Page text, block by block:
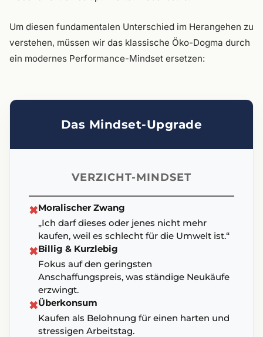
Um diesen fundamentalen Unterschied im Herangehen zu
verstehen, müssen wir das klassische Öko-Dogma durch
ein modernes Performance-Mindset ersetzen:
Das Mindset-Upgrade
VERZICHT-MINDSET
✖Moralischer Zwang
„Ich darf dieses oder jenes nicht mehr
kaufen, weil es schlecht für die Umwelt ist.“
✖Billig & Kurzlebig
Fokus auf den geringsten
Anschaffungspreis, was ständige Neukäufe
erzwingt.
✖Überkonsum
Kaufen als Belohnung für einen harten und
stressigen Arbeitstag.